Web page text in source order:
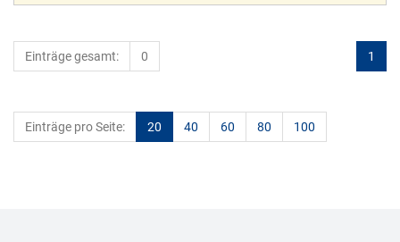
1
Einträge gesamt: 0
Einträge pro Seite: 20 40 60 80 100